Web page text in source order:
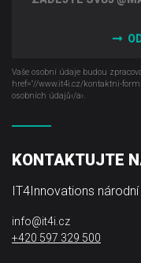
KONTAKTUJTE
IT4Innovations
info@it4i.cz
+420 597 329 500
Vaše osobní údaje budou
href="//www.it4i­.cz/kontaktni-
osobních údajů‹/a›.